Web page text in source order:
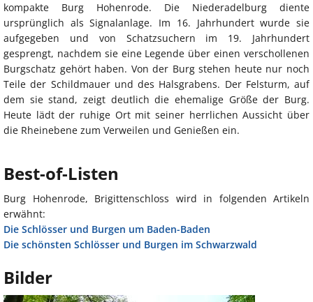
kompakte Burg Hohenrode. Die Niederadelburg diente
ursprünglich als Signalanlage. Im 16. Jahrhundert wurde sie
aufgegeben und von Schatzsuchern im 19. Jahrhundert
gesprengt, nachdem sie eine Legende über einen verschollenen
Burgschatz gehört haben. Von der Burg stehen heute nur noch
Teile der Schildmauer und des Halsgrabens. Der Felsturm, auf
dem sie stand, zeigt deutlich die ehemalige Größe der Burg.
Heute lädt der ruhige Ort mit seiner herrlichen Aussicht über
die Rheinebene zum Verweilen und Genießen ein.
Best-of-Listen
Burg Hohenrode, Brigittenschloss wird in folgenden Artikeln
erwähnt:
Die Schlösser und Burgen um Baden-Baden
Die schönsten Schlösser und Burgen im Schwarzwald
Bilder